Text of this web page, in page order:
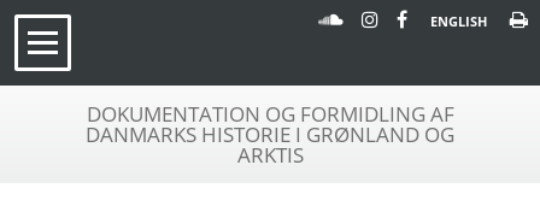
ENGLISH
DOKUMENTATION OG FORMIDLING AF
DANMARKS HISTORIE I GRØNLAND OG
ARKTIS